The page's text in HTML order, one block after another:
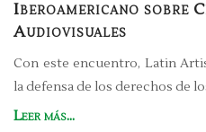
Iberoamericano sobre
Audiovisuales
Con este encuentro, Latin
la defensa de los derechos de
Leer más...